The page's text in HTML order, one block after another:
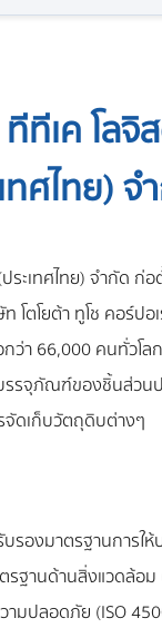
ทีเค โลจิ
ทศไทย) จ
ระเทศไทย) จำกัด ก่
โตโยต้า ทูโช คอร์ปอ
า 66,000 คนทั่วโล
รจุภัณฑ์ของชิ้นส่วน
จัดเก็บวัตถุดิบต่างๆ
รองมาตรฐานการ
รฐานด้านสิ่งแวดล้อม
มปลอดภัย (ISO